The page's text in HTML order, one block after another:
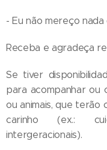
- Eu não mereço nada
Receba e agradeça
Se tiver
para acompanhar ou
ou animais, que terão
carinho (ex.:
intergeracionais).